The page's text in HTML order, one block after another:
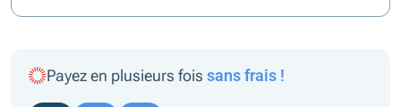
Payez en plusieurs fois sans frais !